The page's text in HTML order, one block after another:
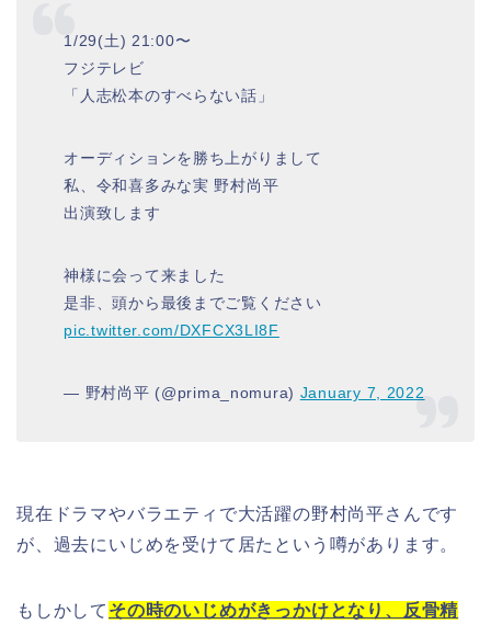
1/29(土) 21:00〜
フジテレビ
「人志松本のすべらない話」
オーディションを勝ち上がりまして
私、令和喜多みな実 野村尚平
出演致します
神様に会って来ました
是非、頭から最後までご覧ください
pic.twitter.com/DXFCX3LI8F
— 野村尚平 (@prima_nomura) January 7, 2022
現在ドラマやバラエティで大活躍の野村尚平さんです
が、過去にいじめを受けて居たという噂があります。
もしかして その時のいじめがきっかけとなり、反骨精